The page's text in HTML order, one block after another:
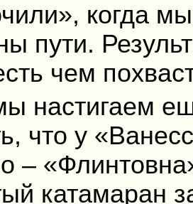
когда
пути.
чем
настигаем
что у
–
катамаран